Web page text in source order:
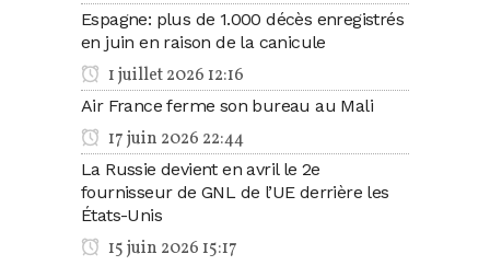
Espagne: plus de 1.000 décès enregistrés
en juin en raison de la canicule
1 juillet 2026 12:16
Air France ferme son bureau au Mali
17 juin 2026 22:44
La Russie devient en avril le 2e
fournisseur de GNL de l’UE derrière les
États-Unis
15 juin 2026 15:17